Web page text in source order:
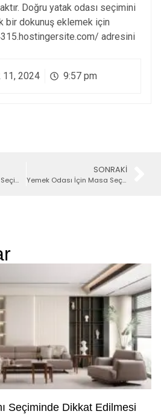
Doğru yatak odası seçimini
bir dokunuş eklemek için
adresini
11, 2024 9:57 pm
Küçük Evler İçin Doğru Seçim: Köşe Takımları
SONRAKI
Yemek Odası İçin Masa Seçiminin 4 Püf Noktası
Seçiminde Dikkat Edilmesi